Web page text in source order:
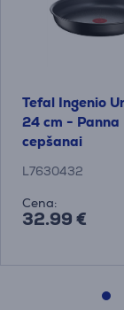
Tefal Ingenio
24 cm - Panna
cepšanai
L7630432
Cena:
32.99 €